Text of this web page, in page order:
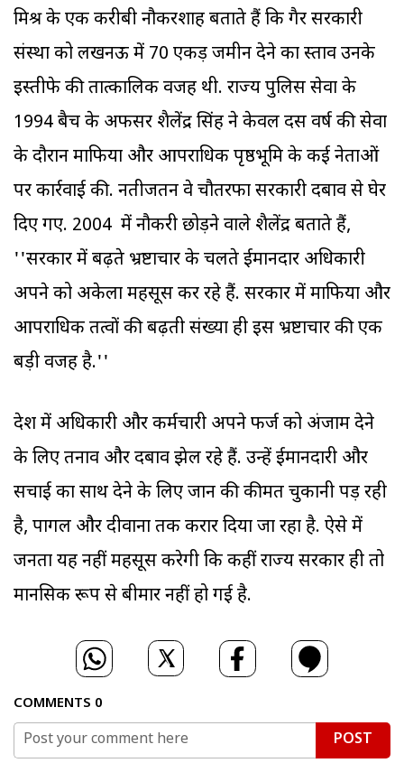
मिश्र के एक करीबी नौकरशाह बताते हैं कि गैर सरकारी
संस्था को लखनऊ में 70 एकड़ जमीन देने का प्रस्ताव उनके
इस्तीफे की तात्कालिक वजह थी. राज्य पुलिस सेवा के
1994 बैच के अफसर शैलेंद्र सिंह ने केवल दस वर्ष की सेवा
के दौरान माफिया और आपराधिक पृष्ठभूमि के कई नेताओं
पर कार्रवाई की. नतीजतन वे चौतरफा सरकारी दबाव से घेर
दिए गए. 2004 में नौकरी छोड़ने वाले शैलेंद्र बताते हैं,
''सरकार में बढ़ते भ्रष्टाचार के चलते ईमानदार अधिकारी
अपने को अकेला महसूस कर रहे हैं. सरकार में माफिया और
आपराधिक तत्वों की बढ़ती संख्या ही इस भ्रष्टाचार की एक
बड़ी वजह है.''
प्रदेश में अधिकारी और कर्मचारी अपने फर्ज को अंजाम देने
के लिए तनाव और दबाव झेल रहे हैं. उन्हें ईमानदारी और
सचाई का साथ देने के लिए जान की कीमत चुकानी पड़ रही
है, पागल और दीवाना तक करार दिया जा रहा है. ऐसे में
जनता यह नहीं महसूस करेगी कि कहीं राज्‍य सरकार ही तो
मानसिक रूप से बीमार नहीं हो गई है.
COMMENTS 0
POST